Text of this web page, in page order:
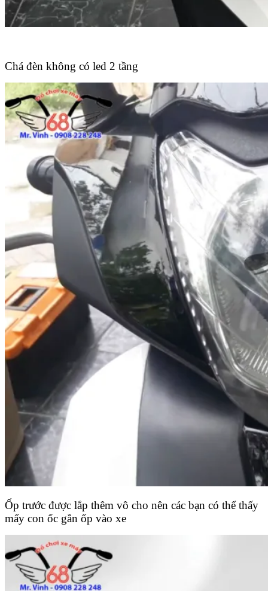
Chá đèn không có led 2 tầng
Ốp trước được lắp thêm vô cho nên các bạn có thể thấy
mấy con ốc gắn ốp vào xe